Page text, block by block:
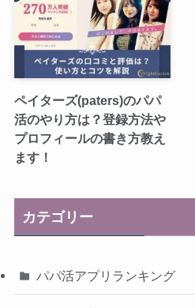
ペイターズ(paters)のパパ
活のやり方は？登録方法や
プロフィールの書き方教え
ます！
カテゴリー
パパ活アプリランキング